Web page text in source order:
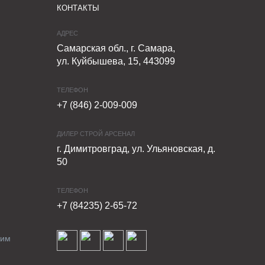
КОНТАКТЫ
АДРЕС
Самарская обл., г. Самара,
ул. Куйбышева, 15, 443099
ТЕЛЕФОН
+7 (846) 2-009-009
ДИЛЕР СТРОЙ АРСЕНАЛ
г. Димитровград, ул. Ульяновская, д.
50
ТЕЛЕФОН
+7 (84235) 2-65-72